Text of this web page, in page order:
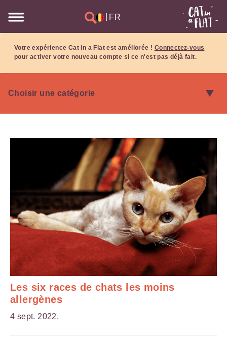
FR
Votre expérience Cat in a Flat est améliorée ! Connectez-vous
pour activer votre nouveau compte si ce n'est pas déjà fait.
Les six races de chats les moins
allergènes
4 sept. 2022.